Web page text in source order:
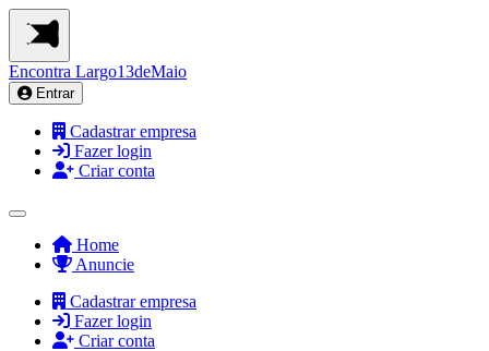
Encontra Largo13deMaio
Entrar
Cadastrar empresa
Fazer login
Criar conta
Home
Anuncie
Cadastrar empresa
Fazer login
Criar conta